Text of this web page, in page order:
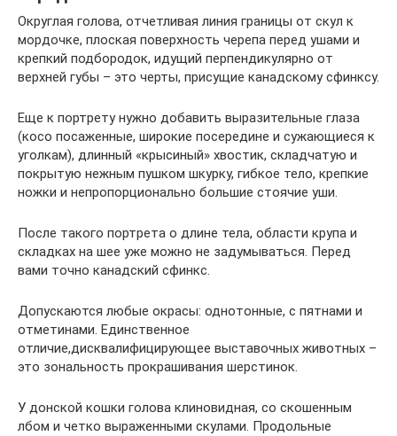
Округлая голова, отчетливая линия границы от скул к
мордочке, плоская поверхность черепа перед ушами и
крепкий подбородок, идущий перпендикулярно от
верхней губы – это черты, присущие канадскому сфинксу.
Еще к портрету нужно добавить выразительные глаза
(косо посаженные, широкие посередине и сужающиеся к
уголкам), длинный «крысиный» хвостик, складчатую и
покрытую нежным пушком шкурку, гибкое тело, крепкие
ножки и непропорционально большие стоячие уши.
После такого портрета о длине тела, области крупа и
складках на шее уже можно не задумываться. Перед
вами точно канадский сфинкс.
Допускаются любые окрасы: однотонные, с пятнами и
отметинами. Единственное
отличие,дисквалифицирующее выставочных животных –
это зональность прокрашивания шерстинок.
У донской кошки голова клиновидная, со скошенным
лбом и четко выраженными скулами. Продольные